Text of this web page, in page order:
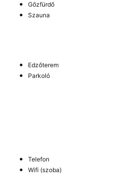
Gőzfürdő
Szauna
Edzőterem
Parkoló
Telefon
Wifi (szoba)